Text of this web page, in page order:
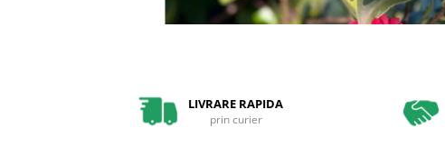
LIVRARE RAPIDA
prin curier